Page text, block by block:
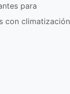
para
con climatización